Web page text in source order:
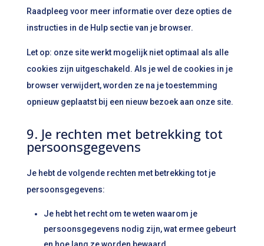
Raadpleeg voor meer informatie over deze opties de
instructies in de Hulp sectie van je browser.
Let op: onze site werkt mogelijk niet optimaal als alle
cookies zijn uitgeschakeld. Als je wel de cookies in je
browser verwijdert, worden ze na je toestemming
opnieuw geplaatst bij een nieuw bezoek aan onze site.
9. Je rechten met betrekking tot
persoonsgegevens
Je hebt de volgende rechten met betrekking tot je
persoonsgegevens:
Je hebt het recht om te weten waarom je
persoonsgegevens nodig zijn, wat ermee gebeurt